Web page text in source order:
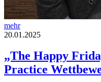
mehr
20.01.2025
„The Happy
Practice